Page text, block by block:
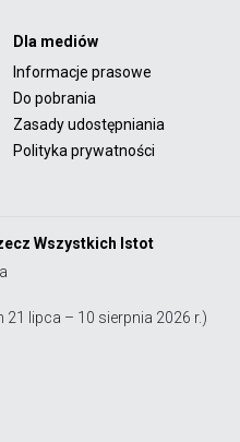
Dla mediów
Informacje prasowe
Do pobrania
Zasady udostępniania
Polityka prywatności
Wszystkich Istot
lipca – 10 sierpnia 2026 r.)